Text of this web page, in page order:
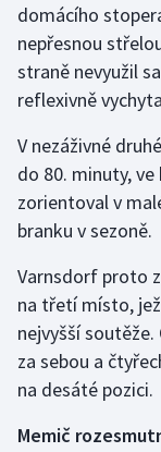
Olympijské hry
Parasport
Plážový volejbal
Ragby
Rychlobruslení
Rychlostní
Short track
Sportovní
domácího
nepřesnou
straně nevyužil
reflexivně
V nezáživné
do 80. minuty,
zorientoval v
branku v sezoně.
Varnsdorf proto
na třetí místo,
nejvyšší
za sebou a
na desáté pozici.
Memič